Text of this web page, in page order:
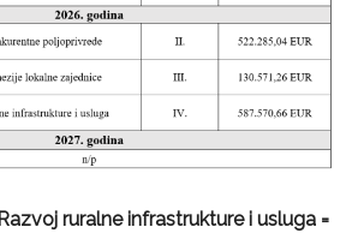
ruralne infrastrukture i usluga =